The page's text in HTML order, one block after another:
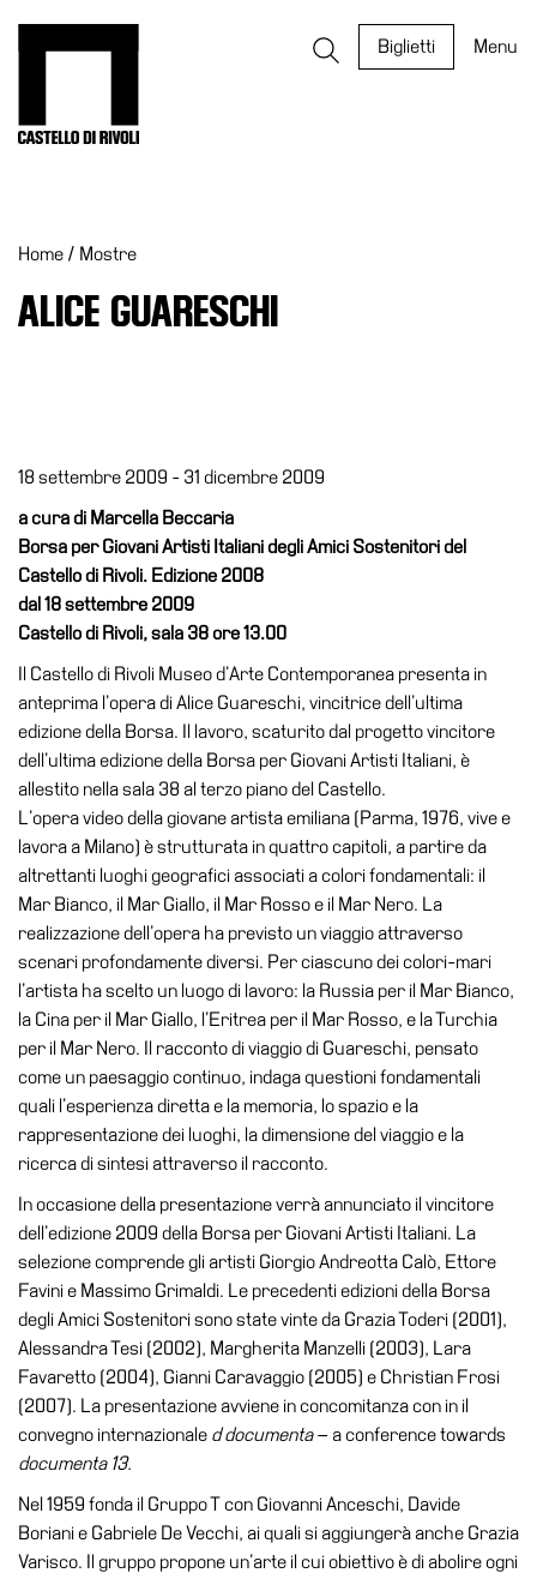
Biglietti Menu
Eventi
Archivi
del
EN
Collezione
Accessibilità
Educazione
Educazione
News
Dipartimento
Educazione
Ricerca
Famiglie
Scuole
Visite
guidate
Progetto
Summer
School
Progetti
Speciali
EN
Ricerca
Storia
Sedi
sedi
Edificio
Manica
Lunga
Home / Mostre
ALICE GUARESCHI
18 settembre 2009 - 31 dicembre 2009
a cura di Marcella Beccaria
Borsa per Giovani Artisti Italiani degli Amici Sostenitori del
Castello di Rivoli. Edizione 2008
dal 18 settembre 2009
Castello di Rivoli, sala 38 ore 13.00
Il Castello di Rivoli Museo d’Arte Contemporanea presenta in
anteprima l’opera di Alice Guareschi, vincitrice dell’ultima
edizione della Borsa. Il lavoro, scaturito dal progetto vincitore
dell’ultima edizione della Borsa per Giovani Artisti Italiani, è
allestito nella sala 38 al terzo piano del Castello.
L’opera video della giovane artista emiliana (Parma, 1976, vive e
lavora a Milano) è strutturata in quattro capitoli, a partire da
altrettanti luoghi geografici associati a colori fondamentali: il
Mar Bianco, il Mar Giallo, il Mar Rosso e il Mar Nero. La
realizzazione dell’opera ha previsto un viaggio attraverso
scenari profondamente diversi. Per ciascuno dei colori-mari
l’artista ha scelto un luogo di lavoro: la Russia per il Mar Bianco,
la Cina per il Mar Giallo, l’Eritrea per il Mar Rosso, e la Turchia
per il Mar Nero. Il racconto di viaggio di Guareschi, pensato
come un paesaggio continuo, indaga questioni fondamentali
quali l’esperienza diretta e la memoria, lo spazio e la
rappresentazione dei luoghi, la dimensione del viaggio e la
ricerca di sintesi attraverso il racconto.
In occasione della presentazione verrà annunciato il vincitore
dell’edizione 2009 della Borsa per Giovani Artisti Italiani. La
selezione comprende gli artisti Giorgio Andreotta Calò, Ettore
Favini e Massimo Grimaldi. Le precedenti edizioni della Borsa
degli Amici Sostenitori sono state vinte da Grazia Toderi (2001),
Alessandra Tesi (2002), Margherita Manzelli (2003), Lara
Favaretto (2004), Gianni Caravaggio (2005) e Christian Frosi
(2007). La presentazione avviene in concomitanza con in il
convegno internazionale d documenta– a conference towards
documenta 13.
Nel 1959 fonda il Gruppo T con Giovanni Anceschi, Davide
Boriani e Gabriele De Vecchi, ai quali si aggiungerà anche Grazia
Varisco. Il gruppo propone un’arte il cui obiettivo è di abolire ogni